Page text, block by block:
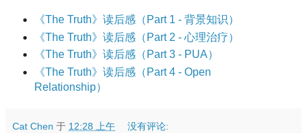
《The Truth》读后感（Part 1 - 背景知识）
《The Truth》读后感（Part 2 - 心理治疗）
《The Truth》读后感（Part 3 - PUA）
《The Truth》读后感（Part 4 - Open
Relationship）
Cat Chen 于 12:28 上午 没有评论: